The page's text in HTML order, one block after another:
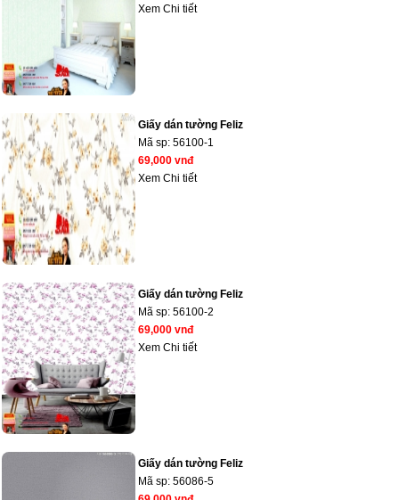
Xem Chi tiết
Giấy dán tường Feliz
Mã sp: 56100-1
69,000 vnđ
Xem Chi tiết
Giấy dán tường Feliz
Mã sp: 56100-2
69,000 vnđ
Xem Chi tiết
Giấy dán tường Feliz
Mã sp: 56086-5